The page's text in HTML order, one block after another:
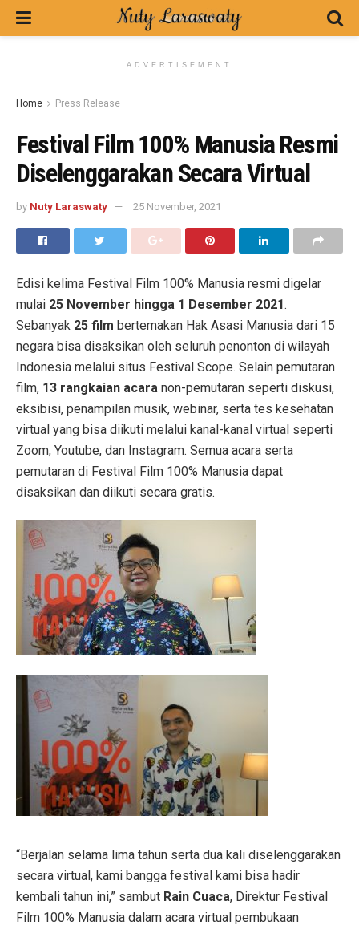
ADVERTISEMENT
Home Press Release
Festival Film 100% Manusia Resmi
Diselenggarakan Secara Virtual
by Nuty Laraswaty 25 November, 2021
Edisi kelima Festival Film 100% Manusia resmi digelar
mulai 25 November hingga 1 Desember 2021.
Sebanyak 25 film bertemakan Hak Asasi Manusia dari 15
negara bisa disaksikan oleh seluruh penonton di wilayah
Indonesia melalui situs Festival Scope. Selain pemutaran
film, 13 rangkaian acara non-pemutaran seperti diskusi,
eksibisi, penampilan musik, webinar, serta tes kesehatan
virtual yang bisa diikuti melalui kanal-kanal virtual seperti
Zoom, Youtube, dan Instagram. Semua acara serta
pemutaran di Festival Film 100% Manusia dapat
disaksikan dan diikuti secara gratis.
“Berjalan selama lima tahun serta dua kali diselenggarakan
secara virtual, kami bangga festival kami bisa hadir
kembali tahun ini,” sambut Rain Cuaca, Direktur Festival
Film 100% Manusia dalam acara virtual pembukaan